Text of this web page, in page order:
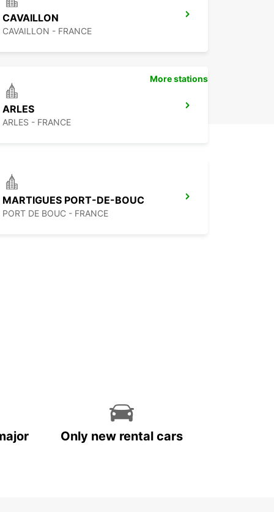
CAVAILLON
CAVAILLON - FRANCE
ARLES
ARLES - FRANCE
MARTIGUES PORT-DE-BOUC
PORT DE BOUC - FRANCE
More stations
Only new rental cars